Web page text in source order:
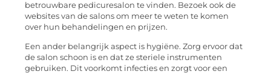
betrouwbare pedicuresalon te vinden. Bezoek ook de
websites van de salons om meer te weten te komen
over hun behandelingen en prijzen.
Een ander belangrijk aspect is hygiëne. Zorg ervoor dat
de salon schoon is en dat ze steriele instrumenten
gebruiken. Dit voorkomt infecties en zorgt voor een